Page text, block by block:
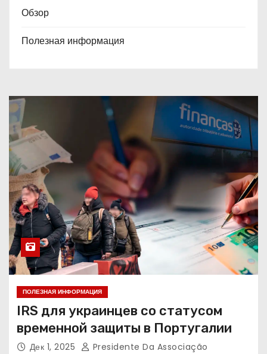
Обзор
Полезная информация
ПОЛЕЗНАЯ ИНФОРМАЦИЯ
IRS для украинцев со статусом
временной защиты в Португалии
Дек 1, 2025 Presidente Da Associação